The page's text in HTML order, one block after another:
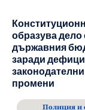
образува
държавния
заради
законодателни
промени
Полиция и